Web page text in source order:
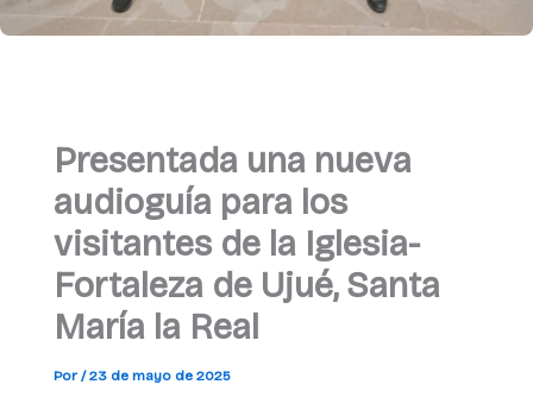
Presentada una nueva
audioguía para los
visitantes de la Iglesia-
Fortaleza de Ujué, Santa
María la Real
Por /23 de mayo de 2025